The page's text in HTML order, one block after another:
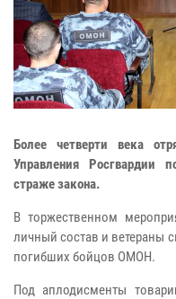
Более четверти века
Управления Росгвардии
страже закона.
В торжественном
личный состав и ветераны
погибших бойцов ОМОН.
Под аплодисменты